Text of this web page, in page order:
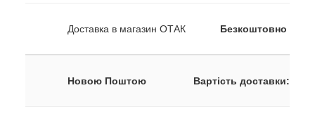
Доставка в магазин ОТАК Безкоштовно
Новою Поштою Вартість доставки: